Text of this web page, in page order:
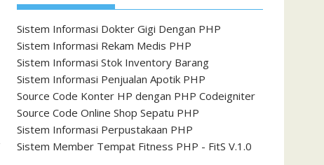
Sistem Informasi Dokter Gigi Dengan PHP
Sistem Informasi Rekam Medis PHP
Sistem Informasi Stok Inventory Barang
Sistem Informasi Penjualan Apotik PHP
Source Code Konter HP dengan PHP Codeigniter
Source Code Online Shop Sepatu PHP
Sistem Informasi Perpustakaan PHP
Sistem Member Tempat Fitness PHP - FitS V.1.0